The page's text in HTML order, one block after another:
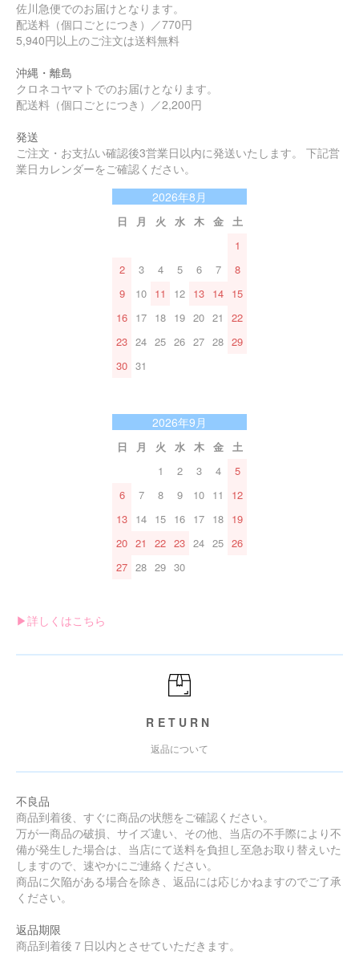
佐川急便でのお届けとなります。
配送料（個口ごとにつき）／770円
5,940円以上のご注文は送料無料
沖縄・離島
クロネコヤマトでのお届けとなります。
配送料（個口ごとにつき）／2,200円
発送
ご注文・お支払い確認後3営業日以内に発送いたします。 下記営
業日カレンダーをご確認ください。
2026年8月
日 月 火 水 木 金
土
1
2
3 4 5 6 7
8
9
10 11 12 13 14 15
16 17 18 19 20 21
22
23 24 25 26 27 28 29
30 31
2026年9月
日 月 火 水 木 金
土
1
2 3 4
5
6
7 8 9 10 11
12
13 14 15 16 17 18 19
20 21 22 23 24 25 26
27 28 29 30
▶︎詳しくはこちら
RETURN
返品について
不良品
商品到着後、すぐに商品の状態をご確認ください。
万が一商品の破損、サイズ違い、その他、当店の不手際により不
備が発生した場合は、当店にて送料を負担し至急お取り替えいた
しますので、速やかにご連絡ください。
商品に欠陥がある場合を除き、返品には応じかねますのでご了承
ください。
返品期限
商品到着後７日以内とさせていただきます。